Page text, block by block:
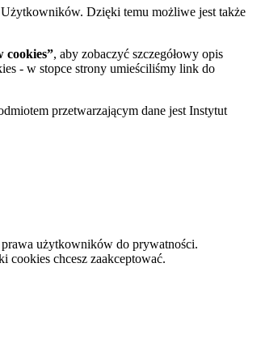
Dzięki temu możliwe jest także
cookies”, aby zobaczyć szczegółowy opis
- w stopce strony umieściliśmy link do
przetwarzającym dane jest Instytut
prawa użytkowników do prywatności.
cookies chcesz zaakceptować.